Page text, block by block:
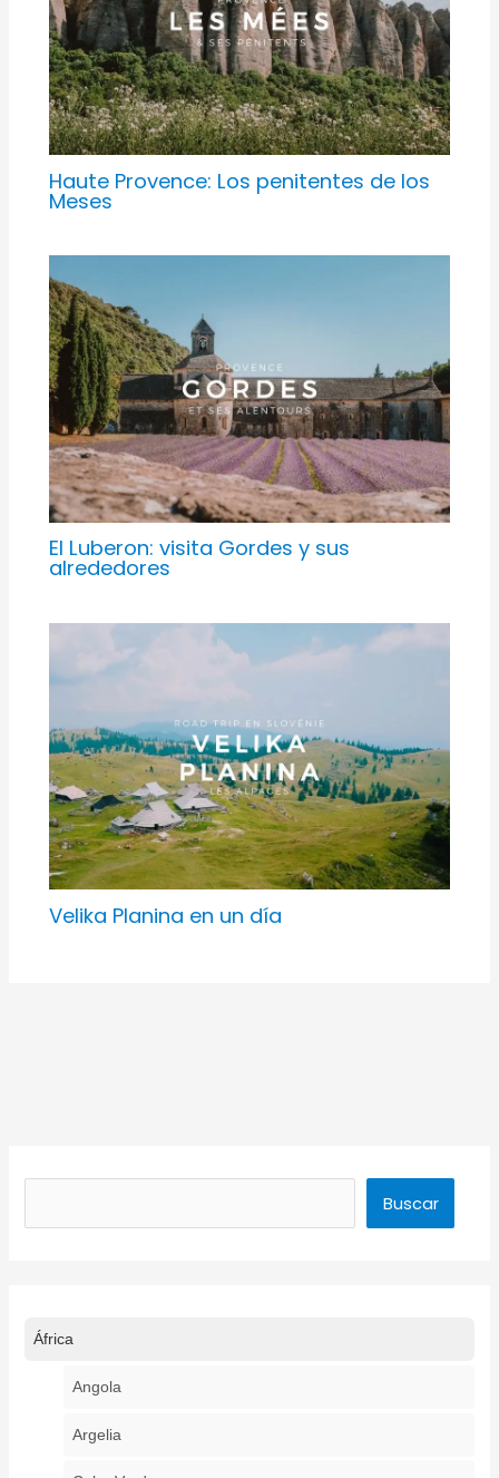
Haute Provence: Los penitentes de los
Meses
El Luberon: visita Gordes y sus
alrededores
Velika Planina en un día
Buscar
África
Angola
Argelia